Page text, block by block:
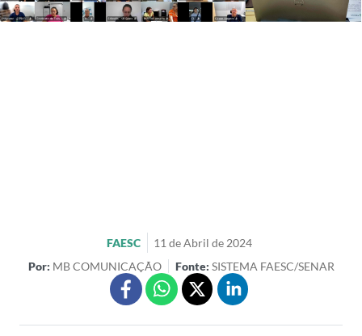
FAESC
11 de Abril de 2024
Por: MB COMUNICAÇÃO Fonte: SISTEMA FAESC/SENAR